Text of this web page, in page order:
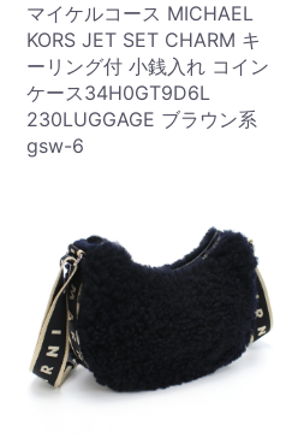
マイケルコース MICHAEL
KORS JET SET CHARM キ
ーリング付 小銭入れ コイン
ケース34H0GT9D6L
230LUGGAGE ブラウン系
gsw-6